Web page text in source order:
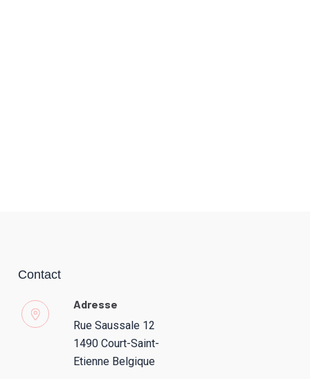
Contact
Adresse
Rue Saussale 12
1490 Court-Saint-
Etienne Belgique